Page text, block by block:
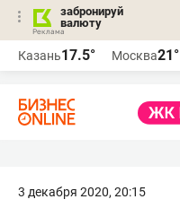
забронируй
валюту
Казань17.5° Москва21°
3 декабря 2020, 20:15